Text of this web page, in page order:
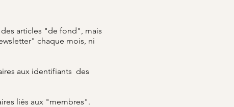
articles "de fond", mais
chaque mois, ni
aux identifiants des
liés aux "membres".